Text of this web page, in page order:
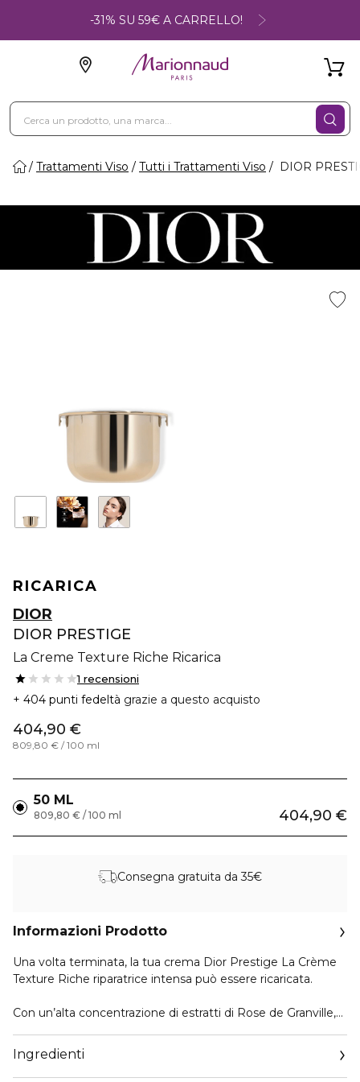
-31% SU 59€ A CARRELLO!
Trattamenti Viso Tutti i Trattamenti Viso DIOR
RICARICA
DIOR
DIOR PRESTIGE
La Creme Texture Riche Ricarica
1 recensioni
404 punti fedeltà grazie a questo acquisto
404,90 €
809,80 € / 100 ml
50 ML
404,90 €
809,80 € / 100 ml
Consegna gratuita da 35€
Informazioni Prodotto
Una volta terminata, la tua crema Dior Prestige La Crème
Texture Riche riparatrice intensa può essere ricaricata.
Con un’alta concentrazione di estratti di Rose de Granville,
far apparire la pelle più densa e i contorni visibilmente
risollevati.
Ingredienti